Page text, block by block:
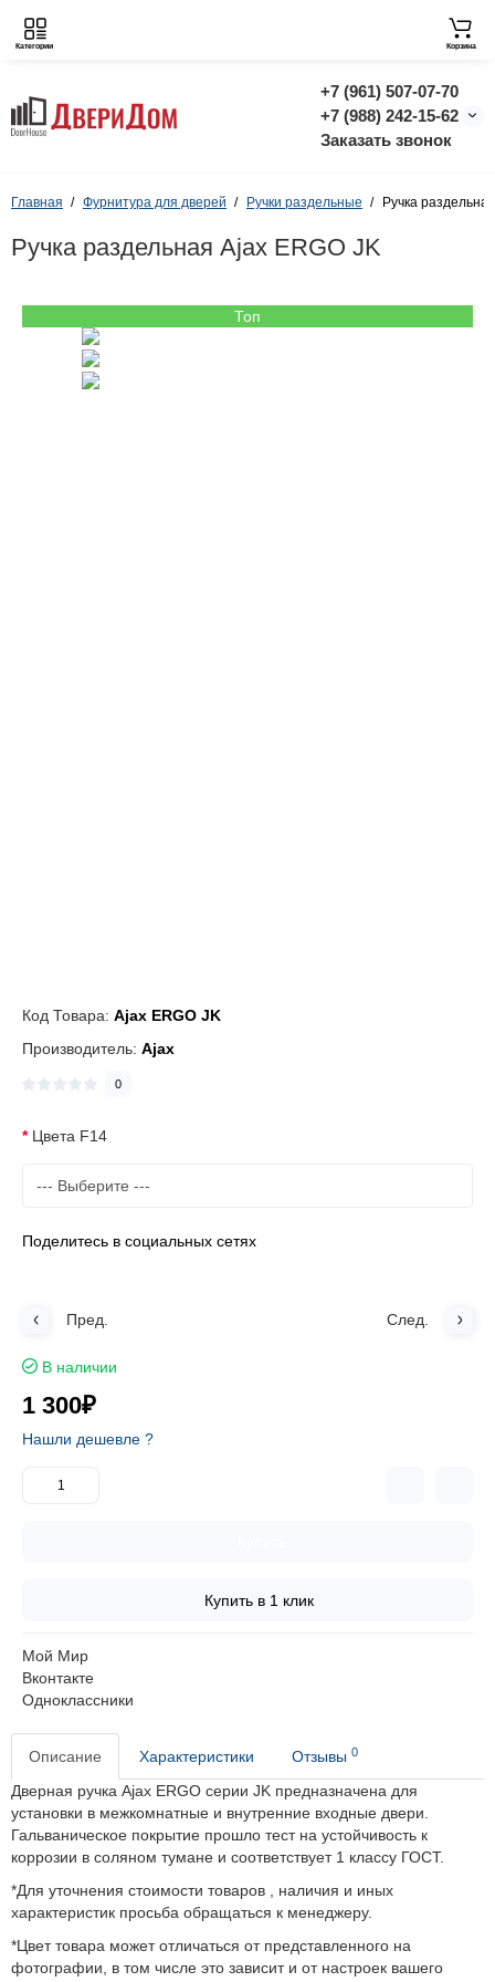
+7 (961) 507-07-70
+7 (988) 242-15-62
Заказать звонок
Категории Корзина
Главная Фурнитура для дверей Ручки раздельные Ручка
Ручка раздельная Ajax ERGO JK
Топ
Код Товара: Ajax ERGO JK
Производитель: Ajax
0
Цвета F14
Поделитесь в социальных сетях
Пред. След.
В наличии
1 300₽
Нашли дешевле ?
Купить в 1 клик
Мой Мир
Вконтакте
Одноклассники
Описание Характеристики Отзывы 0
Дверная ручка Ajax ERGO серии JK предназначена для
установки в межкомнатные и внутренние входные двери.
Гальваническое покрытие прошло тест на устойчивость к
коррозии в соляном тумане и соответствует 1 классу ГОСТ.
*Для уточнения стоимости товаров , наличия и иных
характеристик просьба обращаться к менеджеру.
*Цвет товара может отличаться от представленного на
фотографии, в том числе это зависит и от настроек вашего